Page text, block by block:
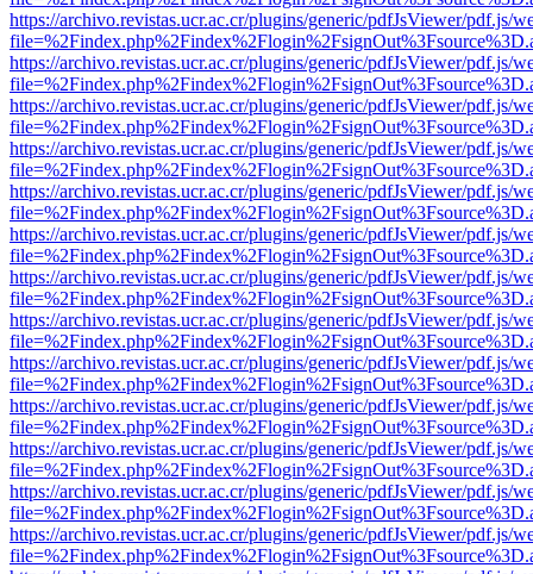
https://archivo.revistas.ucr.ac.cr/plugins/generic/pdfJsViewer/pdf.js/
https://archivo.revistas.ucr.ac.cr/plugins/generic/pdfJsViewer/pdf.js/
https://archivo.revistas.ucr.ac.cr/plugins/generic/pdfJsViewer/pdf.js/
https://archivo.revistas.ucr.ac.cr/plugins/generic/pdfJsViewer/pdf.js/
https://archivo.revistas.ucr.ac.cr/plugins/generic/pdfJsViewer/pdf.js/
https://archivo.revistas.ucr.ac.cr/plugins/generic/pdfJsViewer/pdf.js/
https://archivo.revistas.ucr.ac.cr/plugins/generic/pdfJsViewer/pdf.js/
https://archivo.revistas.ucr.ac.cr/plugins/generic/pdfJsViewer/pdf.js/
https://archivo.revistas.ucr.ac.cr/plugins/generic/pdfJsViewer/pdf.js/
https://archivo.revistas.ucr.ac.cr/plugins/generic/pdfJsViewer/pdf.js/
https://archivo.revistas.ucr.ac.cr/plugins/generic/pdfJsViewer/pdf.js/
https://archivo.revistas.ucr.ac.cr/plugins/generic/pdfJsViewer/pdf.js/
https://archivo.revistas.ucr.ac.cr/plugins/generic/pdfJsViewer/pdf.js/